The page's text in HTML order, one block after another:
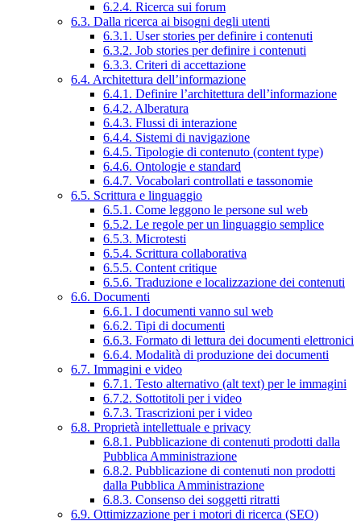
6.2.4. Ricerca sui forum
6.3. Dalla ricerca ai bisogni degli utenti
6.3.1. User stories per definire i contenuti
6.3.2. Job stories per definire i contenuti
6.3.3. Criteri di accettazione
6.4. Architettura dell’informazione
6.4.1. Definire l’architettura dell’informazione
6.4.2. Alberatura
6.4.3. Flussi di interazione
6.4.4. Sistemi di navigazione
6.4.5. Tipologie di contenuto (content type)
6.4.6. Ontologie e standard
6.4.7. Vocabolari controllati e tassonomie
6.5. Scrittura e linguaggio
6.5.1. Come leggono le persone sul web
6.5.2. Le regole per un linguaggio semplice
6.5.3. Microtesti
6.5.4. Scrittura collaborativa
6.5.5. Content critique
6.5.6. Traduzione e localizzazione dei contenuti
6.6. Documenti
6.6.1. I documenti vanno sul web
6.6.2. Tipi di documenti
6.6.3. Formato di lettura dei documenti elettronici
6.6.4. Modalità di produzione dei documenti
6.7. Immagini e video
6.7.1. Testo alternativo (alt text) per le immagini
6.7.2. Sottotitoli per i video
6.7.3. Trascrizioni per i video
6.8. Proprietà intellettuale e privacy
6.8.1. Pubblicazione di contenuti prodotti dalla
Pubblica Amministrazione
6.8.2. Pubblicazione di contenuti non prodotti
dalla Pubblica Amministrazione
6.8.3. Consenso dei soggetti ritratti
6.9. Ottimizzazione per i motori di ricerca (SEO)